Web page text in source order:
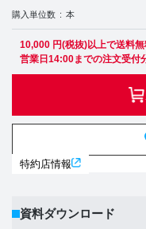
購入単位数 本
10,000 円(税抜)以上で送料
営業日14:00までの注文受付
特約店情報
資料ダウンロード